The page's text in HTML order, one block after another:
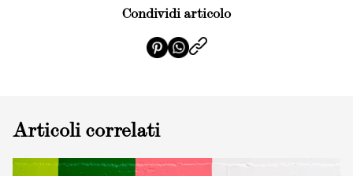
Condividi articolo
Articoli correlati